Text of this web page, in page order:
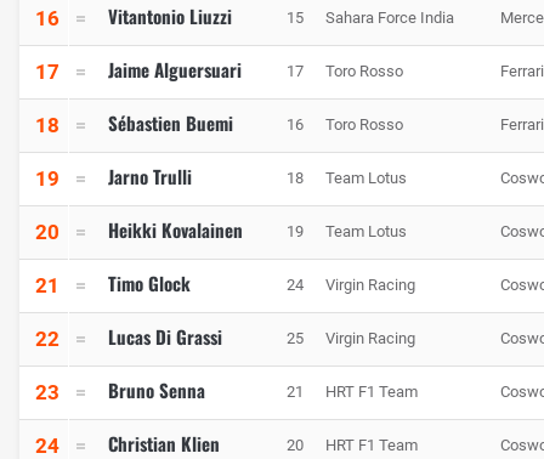
16 Vitantonio Liuzzi 15 Sahara Force India
17 Jaime Alguersuari 17 Toro Rosso Ferrari
18 Sébastien Buemi 16 Toro Rosso Ferrari
19 Jarno Trulli 18 Team Lotus
20 Heikki Kovalainen 19 Team Lotus
21 Timo Glock 24 Virgin Racing
22 Lucas Di Grassi 25 Virgin Racing
23 Bruno Senna 21 HRT F1 Team
24 Christian Klien 20 HRT F1 Team